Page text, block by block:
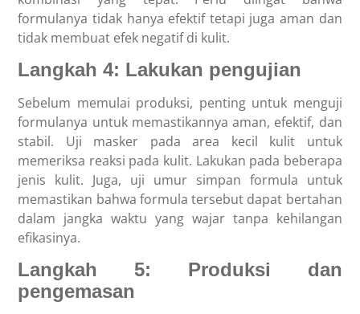
formulanya tidak hanya efektif tetapi juga aman dan
tidak membuat efek negatif di kulit.
Langkah 4: Lakukan pengujian
Sebelum memulai produksi, penting untuk menguji
formulanya untuk memastikannya aman, efektif, dan
stabil. Uji masker pada area kecil kulit untuk
memeriksa reaksi pada kulit. Lakukan pada beberapa
jenis kulit. Juga, uji umur simpan formula untuk
memastikan bahwa formula tersebut dapat bertahan
dalam jangka waktu yang wajar tanpa kehilangan
efikasinya.
Langkah 5: Produksi dan
pengemasan